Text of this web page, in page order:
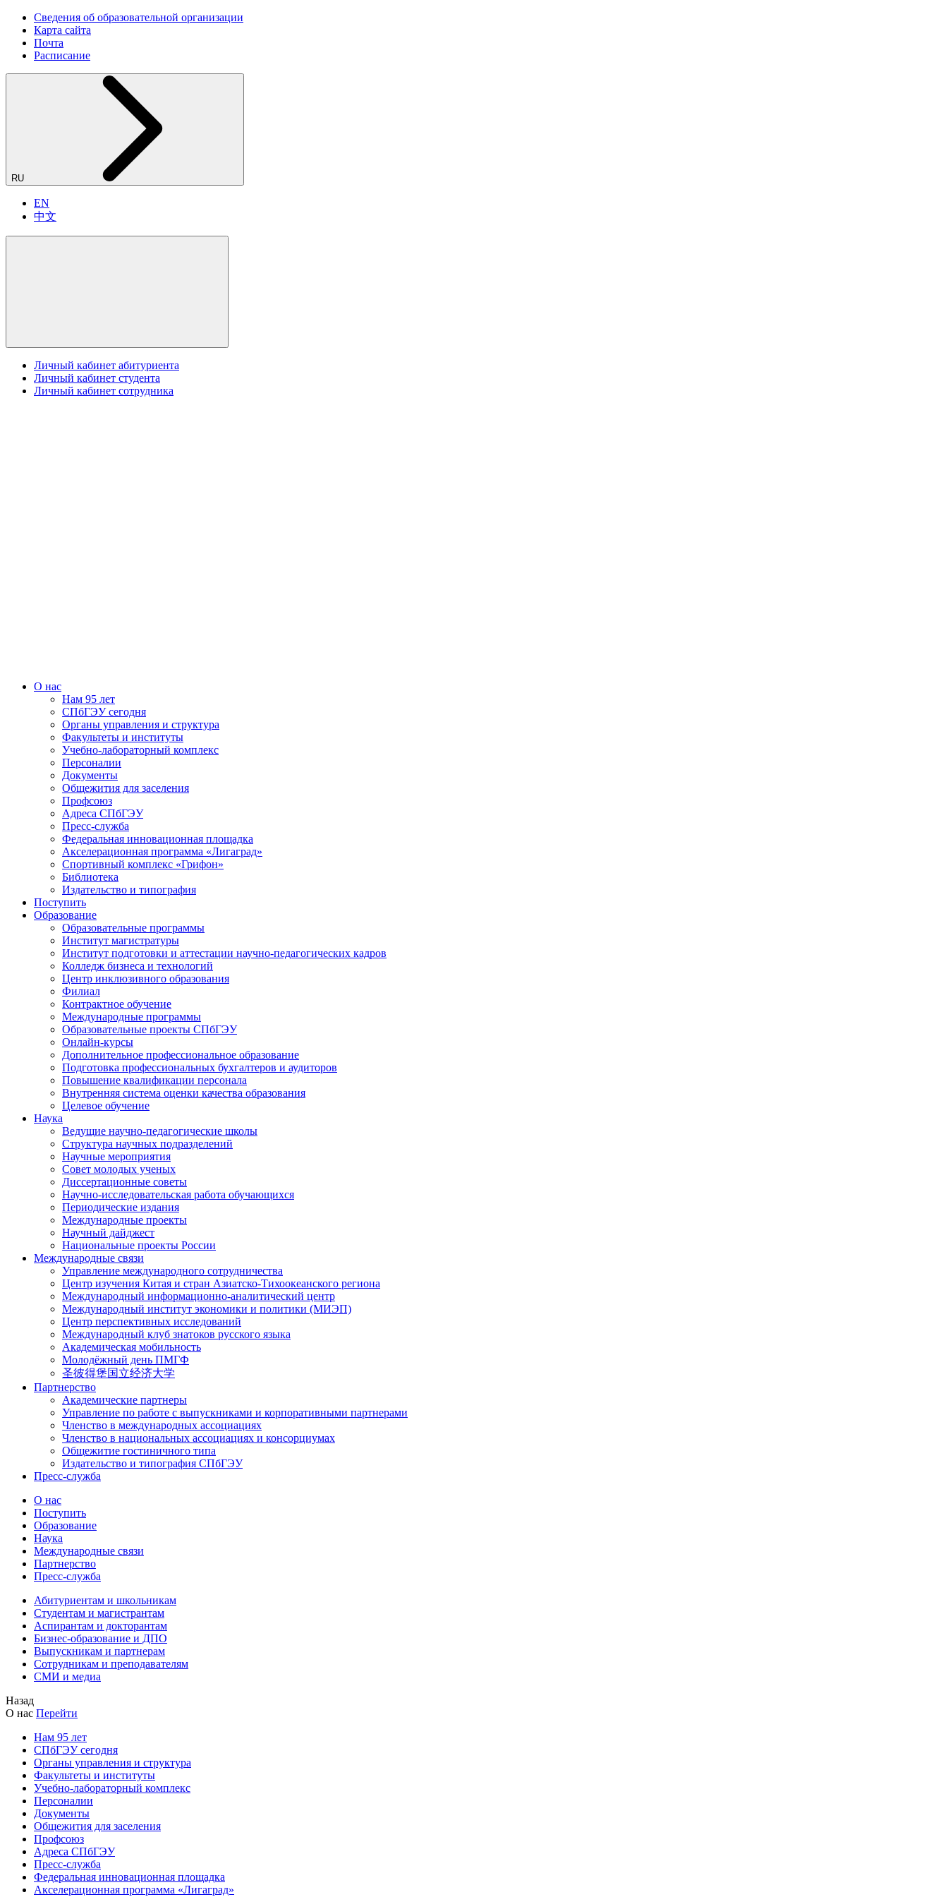
Сведения об образовательной организации
Карта сайта
Почта
Расписание
RU
EN
中文
Личный кабинет абитуриента
Личный кабинет студента
Личный кабинет сотрудника
О нас
Нам 95 лет
СПбГЭУ сегодня
Органы управления и структура
Факультеты и институты
Учебно-лабораторный комплекс
Персоналии
Документы
Общежития для заселения
Профсоюз
Адреса СПбГЭУ
Пресс-служба
Федеральная инновационная площадка
Акселерационная программа «Лигаград»­­
Спортивный комплекс «Грифон»
Библиотека
Издательство и типография
Поступить
Образование
Образовательные программы
Институт магистратуры
Институт подготовки и аттестации научно-педагогических кадров
Колледж бизнеса и технологий
Центр инклюзивного образования
Филиал
Контрактное обучение
Международные программы
Образовательные проекты СПбГЭУ
Онлайн-курсы
Дополнительное профессиональное образование
Подготовка профессиональных бухгалтеров и аудиторов
Повышение квалификации персонала
Внутренняя система оценки качества образования
Целевое обучение
Наука
Ведущие научно-педагогические школы
Структура научных подразделений
Научные мероприятия
Совет молодых ученых
Диссертационные советы
Научно-исследовательская работа обучающихся
Периодические издания
Международные проекты
Научный дайджест
Национальные проекты России
Международные связи
Управление международного сотрудничества
Центр изучения Китая и стран Азиатско-Тихоокеанского региона
Международный информационно-аналитический центр
Международный институт экономики и политики (МИЭП)
Центр перспективных исследований
Международный клуб знатоков русского языка
Академическая мобильность
Молодёжный день ПМГФ
圣彼得堡国立经济大学
Партнерство
Академические партнеры
Управление по работе с выпускниками и корпоративными партнерами
Членство в международных ассоциациях
Членство в национальных ассоциациях и консорциумах
Общежитие гостиничного типа
Издательство и типография СПбГЭУ
Пресс-служба
О нас
Поступить
Образование
Наука
Международные связи
Партнерство
Пресс-служба
Абитуриентам и школьникам
Студентам и магистрантам
Аспирантам и докторантам
Бизнес-образование и ДПО
Выпускникам и партнерам
Сотрудникам и преподавателям
СМИ и медиа
Назад
О нас Перейти
Нам 95 лет
СПбГЭУ сегодня
Органы управления и структура
Факультеты и институты
Учебно-лабораторный комплекс
Персоналии
Документы
Общежития для заселения
Профсоюз
Адреса СПбГЭУ
Пресс-служба
Федеральная инновационная площадка
Акселерационная программа «Лигаград»­­